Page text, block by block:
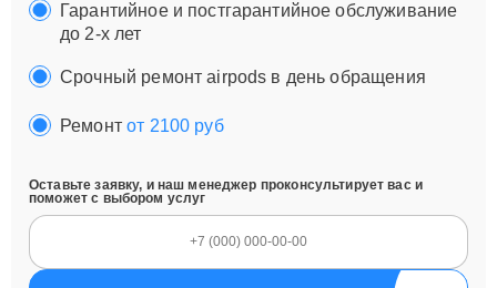
Гарантийное и постгарантийное обслуживание
до 2-х лет
Срочный ремонт airpods в день обращения
Ремонтот 2100 руб
Оставьте заявку, и наш менеджер проконсультирует вас и
поможет с выбором услуг